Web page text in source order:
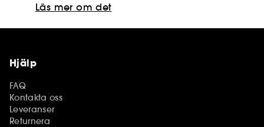
Läs mer om det
Hjälp
FAQ
Kontakta oss
Leveranser
Returnera